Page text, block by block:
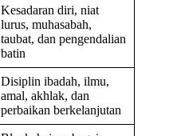
Kesadaran diri, niat
lurus, muhasabah,
taubat, dan pengendalian
batin
Disiplin ibadah, ilmu,
amal, akhlak, dan
perbaikan berkelanjutan